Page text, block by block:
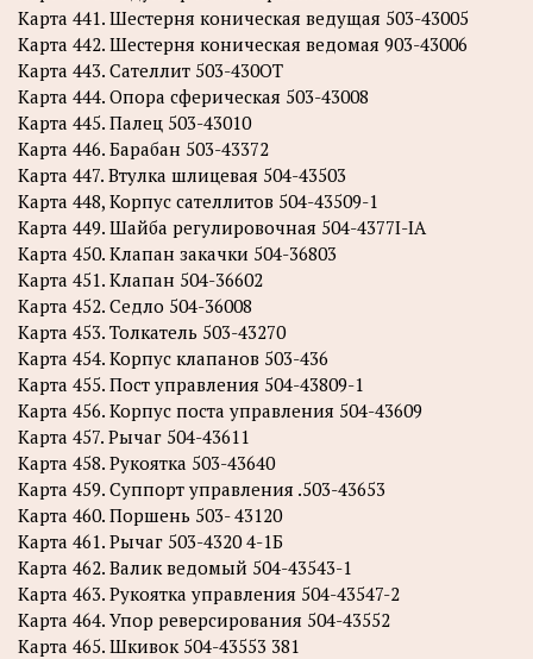
Карта 441. Шестерня коническая ведущая 503-43005
Карта 442. Шестерня коническая ведомая 903-43006
Карта 443. Сателлит 503-430ОТ
Карта 444. Опора сферическая 503-43008
Карта 445. Палец 503-43010
Карта 446. Барабан 503-43372
Карта 447. Втулка шлицевая 504-43503
Карта 448, Корпус сателлитов 504-43509-1
Карта 449. Шайба регулировочная 504-4377I-IA
Карта 450. Клапан закачки 504-36803
Карта 451. Клапан 504-36602
Карта 452. Седло 504-36008
Карта 453. Толкатель 503-43270
Карта 454. Корпус клапанов 503-436
Карта 455. Пост управления 504-43809-1
Карта 456. Корпус поста управления 504-43609
Карта 457. Рычаг 504-43611
Карта 458. Рукоятка 503-43640
Карта 459. Суппорт управления .503-43653
Карта 460. Поршень 503- 43120
Карта 461. Рычаг 503-4320 4-1Б
Карта 462. Валик ведомый 504-43543-1
Карта 463. Рукоятка управления 504-43547-2
Карта 464. Упор реверсирования 504-43552
Карта 465. Шкивок 504-43553 381